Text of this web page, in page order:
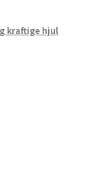
kraftige hjul